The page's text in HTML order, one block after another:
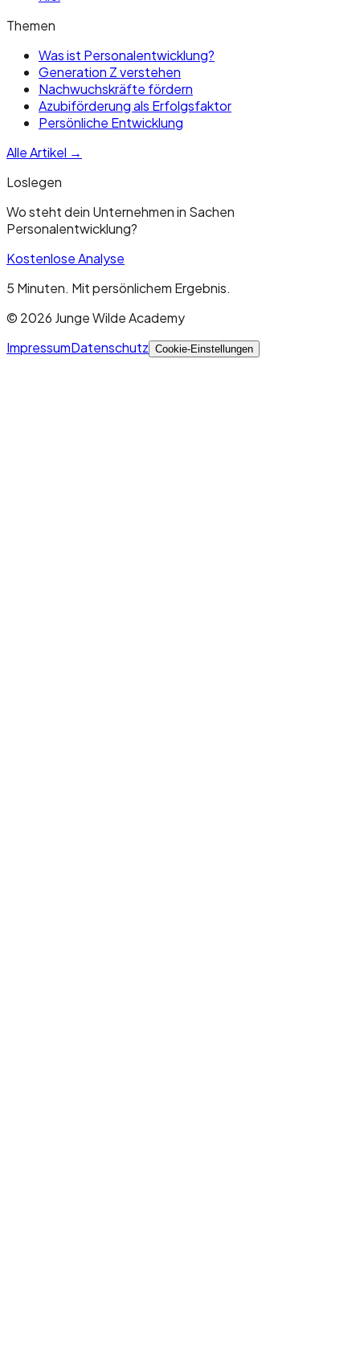
Themen
Was ist Personalentwicklung?
Generation Z verstehen
Nachwuchskräfte fördern
Azubiförderung als Erfolgsfaktor
Persönliche Entwicklung
Alle Artikel →
Loslegen
Wo steht dein Unternehmen in Sachen
Personalentwicklung?
Kostenlose Analyse
5 Minuten. Mit persönlichem Ergebnis.
© 2026 Junge Wilde Academy
ImpressumDatenschutz Cookie-Einstellungen